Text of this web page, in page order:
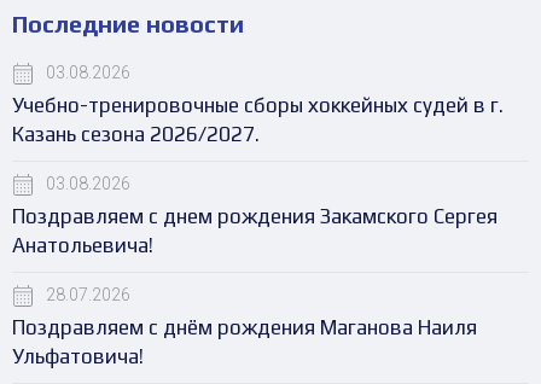
Последние новости
03.08.2026
Учебно-тренировочные сборы хоккейных судей в г.
Казань сезона 2026/2027.
03.08.2026
Поздравляем с днем рождения Закамского Сергея
Анатольевича!
28.07.2026
Поздравляем с днём рождения Маганова Наиля
Ульфатовича!